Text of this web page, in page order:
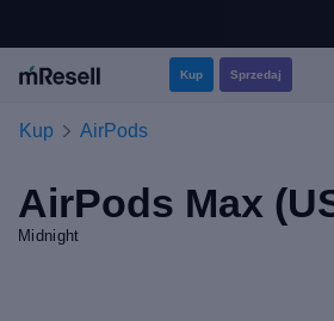
Kup Sprzedaj
Kup AirPods
AirPods Max
Midnight